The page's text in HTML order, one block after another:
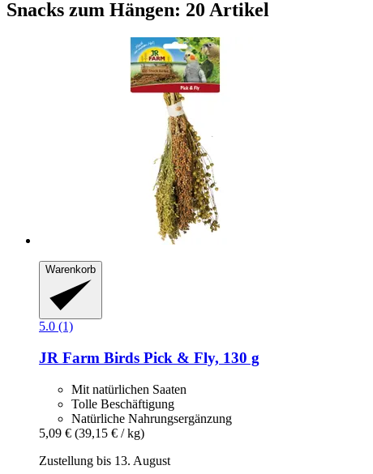
Snacks zum Hängen: 20 Artikel
Warenkorb
5.0 (1)
JR Farm Birds Pick & Fly, 130 g
Mit natürlichen Saaten
Tolle Beschäftigung
Natürliche Nahrungsergänzung
5,09 € (39,15 € / kg)
Zustellung bis 13. August